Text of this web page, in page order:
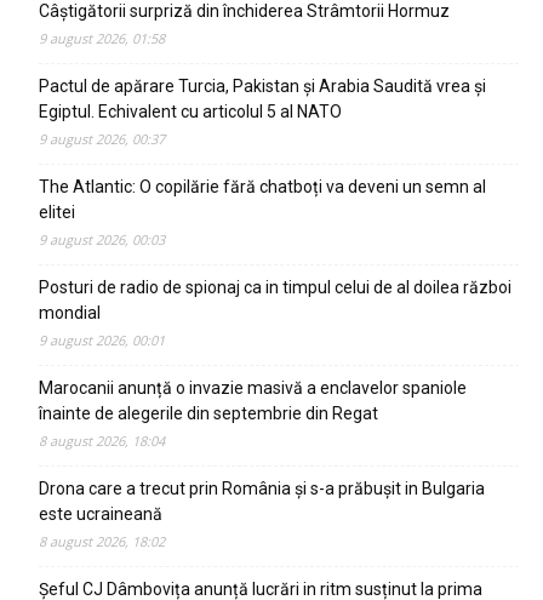
Câștigătorii surpriză din închiderea Strâmtorii Hormuz
9 august 2026, 01:58
Pactul de apărare Turcia, Pakistan și Arabia Saudită vrea și
Egiptul. Echivalent cu articolul 5 al NATO
9 august 2026, 00:37
The Atlantic: O copilărie fără chatboți va deveni un semn al
elitei
9 august 2026, 00:03
Posturi de radio de spionaj ca in timpul celui de al doilea război
mondial
9 august 2026, 00:01
Marocanii anunță o invazie masivă a enclavelor spaniole
înainte de alegerile din septembrie din Regat
8 august 2026, 18:04
Drona care a trecut prin România și s-a prăbușit in Bulgaria
este ucraineană
8 august 2026, 18:02
Șeful CJ Dâmbovița anunță lucrări in ritm susținut la prima